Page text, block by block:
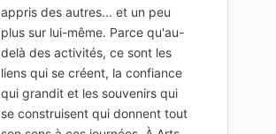
appris des autres... et un peu
plus sur lui-même. Parce qu'au-
delà des activités, ce sont les
liens qui se créent, la confiance
qui grandit et les souvenirs qui
se construisent qui donnent tout